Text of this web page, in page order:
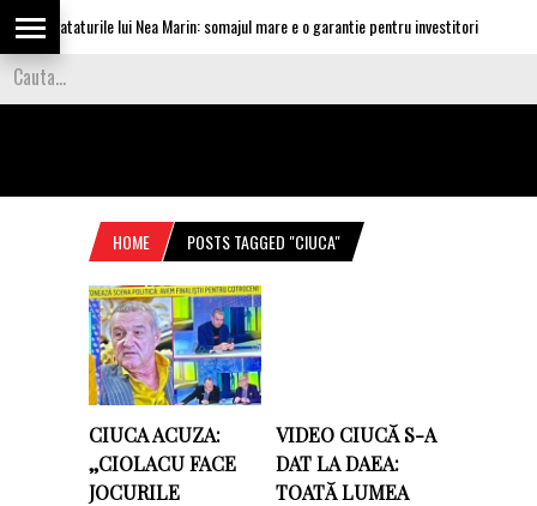
invataturile lui Nea Marin: somajul mare e o garantie pentru investitori
HOME POSTS TAGGED "CIUCA"
CIUCA ACUZA:
,,CIOLACU FACE
JOCURILE
VIDEO CIUCĂ S-A
DAT LA DAEA:
TOATĂ LUMEA